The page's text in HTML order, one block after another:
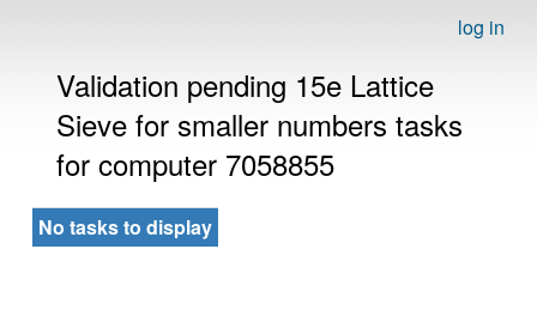
log in
Validation pending 15e Lattice
Sieve for smaller numbers tasks
for computer 7058855
No tasks to display